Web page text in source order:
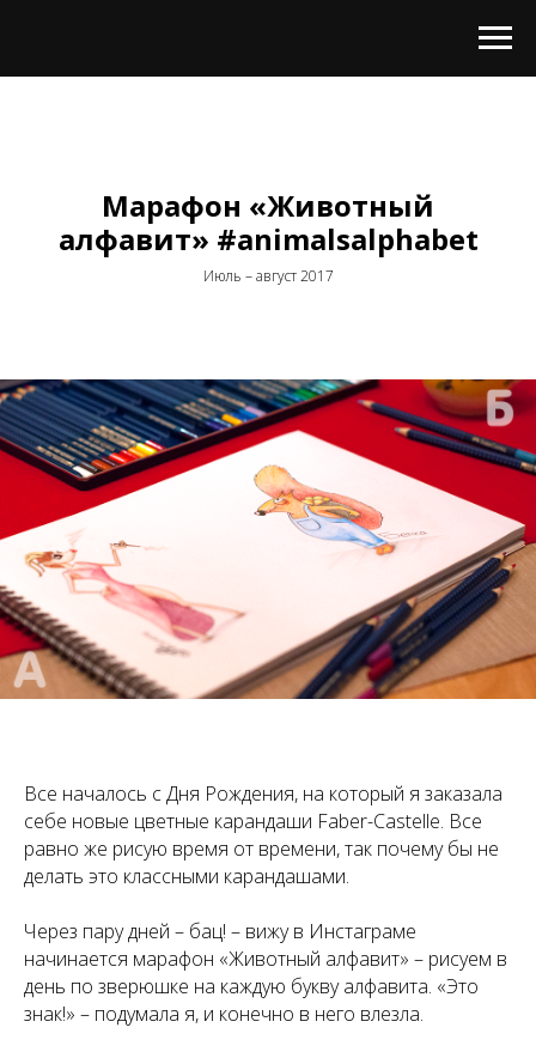
Марафон «Животный
алфавит» #animalsalphabet
Июль – август 2017
Все началось с Дня Рождения, на который я заказала
себе новые цветные карандаши Faber-Castelle. Все
равно же рисую время от времени, так почему бы не
делать это классными карандашами.
Через пару дней – бац! – вижу в Инстаграме
начинается марафон «Животный алфавит» – рисуем в
день по зверюшке на каждую букву алфавита. «Это
знак!» – подумала я, и конечно в него влезла.